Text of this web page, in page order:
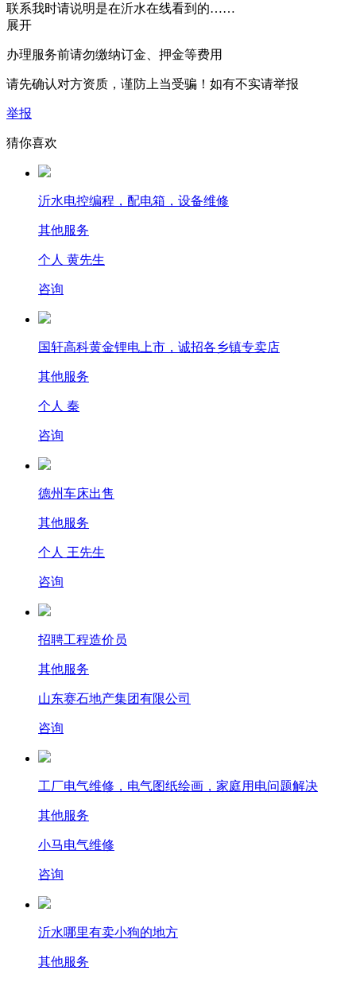
联系我时请说明是在沂水在线看到的……
展开
办理服务前请勿缴纳订金、押金等费用
请先确认对方资质，谨防上当受骗！如有不实请举报
举报
猜你喜欢
沂水电控编程，配电箱，设备维修
其他服务
个人 黄先生
咨询
国轩高科黄金锂电上市，诚招各乡镇专卖店
其他服务
个人 秦
咨询
德州车床出售
其他服务
个人 王先生
咨询
招聘工程造价员
其他服务
山东赛石地产集团有限公司
咨询
工厂电气维修，电气图纸绘画，家庭用电问题解决
其他服务
小马电气维修
咨询
沂水哪里有卖小狗的地方
其他服务